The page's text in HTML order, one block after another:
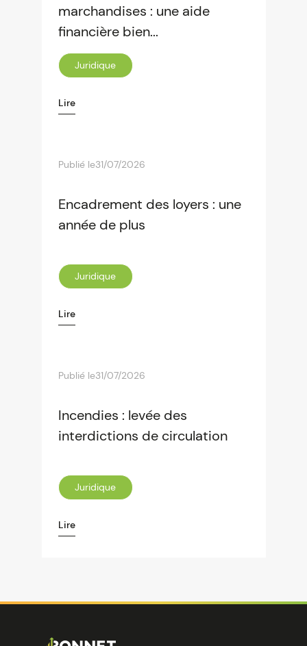
marchandises : une aide
financière bien...
Juridique
Lire
Publié le31/07/2026
Encadrement des loyers : une
année de plus
Juridique
Lire
Publié le31/07/2026
Incendies : levée des
interdictions de circulation
Juridique
Lire
Image